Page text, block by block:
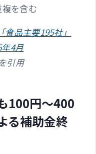
を含む
食品主要195社」
4月
引用
100円～400
る補助金終